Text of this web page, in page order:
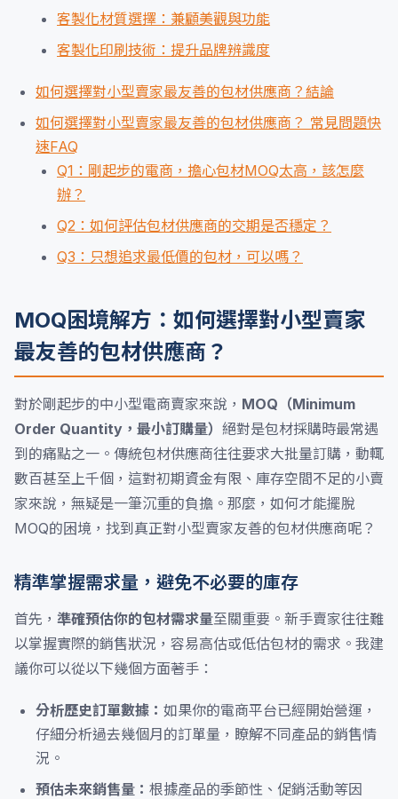
客製化材質選擇：兼顧美觀與功能
客製化印刷技術：提升品牌辨識度
如何選擇對小型賣家最友善的包材供應商？結論
如何選擇對小型賣家最友善的包材供應商？ 常見問題快
速FAQ
Q1：剛起步的電商，擔心包材MOQ太高，該怎麼
辦？
Q2：如何評估包材供應商的交期是否穩定？
Q3：只想追求最低價的包材，可以嗎？
MOQ困境解方：如何選擇對小型賣家
最友善的包材供應商？
對於剛起步的中小型電商賣家來說， MOQ（Minimum
Order Quantity，最小訂購量） 絕對是包材採購時最常遇
到的痛點之一。傳統包材供應商往往要求大批量訂購，動輒
數百甚至上千個，這對初期資金有限、庫存空間不足的小賣
家來說，無疑是一筆沉重的負擔。那麼，如何才能擺脫
MOQ的困境，找到真正對小型賣家友善的包材供應商呢？
精準掌握需求量，避免不必要的庫存
首先， 準確預估你的包材需求量至關重要。新手賣家往往難
以掌握實際的銷售狀況，容易高估或低估包材的需求。我建
議你可以從以下幾個方面著手：
分析歷史訂單數據： 如果你的電商平台已經開始營運，
仔細分析過去幾個月的訂單量，瞭解不同產品的銷售情
況。
預估未來銷售量： 根據產品的季節性、促銷活動等因